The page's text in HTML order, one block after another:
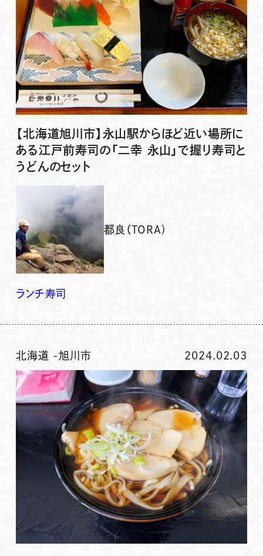
【北海道旭川市】永山駅からほど近い場所に
ある江戸前寿司の「二幸 永山」で握り寿司と
うどんのセット
都良（TORA)
ランチ寿司
北海道 -旭川市 2024.02.03